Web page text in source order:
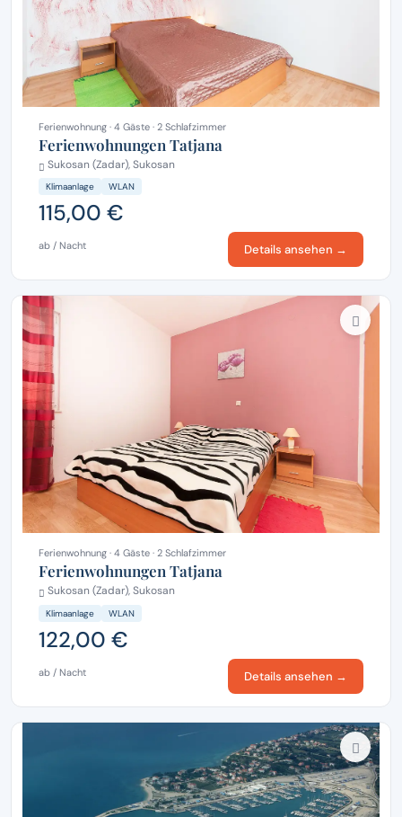
Ferienwohnung · 4 Gäste · 2 Schlafzimmer
Ferienwohnungen Tatjana
Sukosan (Zadar), Sukosan
Klimaanlage WLAN
115,00 €
ab / Nacht Details ansehen →
Ferienwohnung · 4 Gäste · 2 Schlafzimmer
Ferienwohnungen Tatjana
Sukosan (Zadar), Sukosan
Klimaanlage WLAN
122,00 €
ab / Nacht Details ansehen →